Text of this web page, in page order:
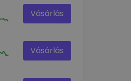
Vásárlás
Vásárlás